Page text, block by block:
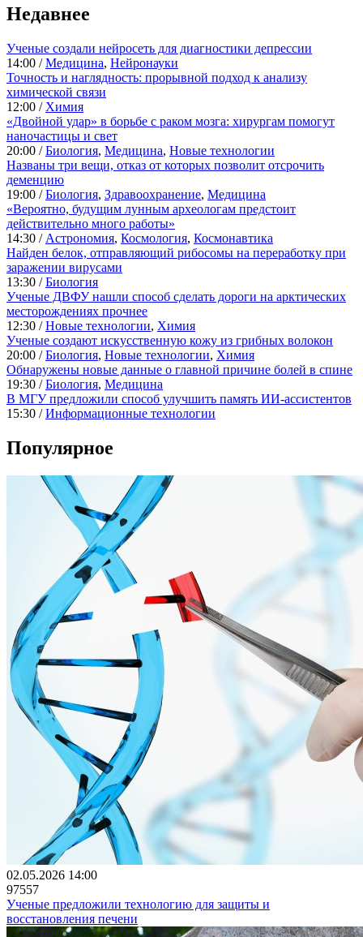
Недавнее
Ученые создали нейросеть для диагностики депрессии
14:00 /Медицина, Нейронауки
Точность и наглядность: прорывной подход к анализу
химической связи
12:00 / Химия
«Двойной удар» в борьбе с раком мозга: хирургам помогут
наночастицы и свет
20:00 /Биология, Медицина, Новые технологии
Названы три вещи, отказ от которых позволит отсрочить
деменцию
19:00 /Биология, Здравоохранение, Медицина
«Вероятно, будущим лунным археологам предстоит
действительно много работы»
14:30 / Астрономия, Космология, Космонавтика
Найден белок, отправляющий рибосомы на переработку при
заражении вирусами
13:30 /Биология
Ученые ДВФУ нашли способ сделать дороги на арктических
месторождениях прочнее
12:30 /Новые технологии, Химия
Ученые создают искусственную кожу из грибных волокон
20:00 /Биология, Новые технологии, Химия
Обнаружены новые данные о главной причине болей в спине
19:30 /Биология, Медицина
В МГУ предложили способ улучшить память ИИ-ассистентов
15:30 /Информационные технологии
Популярное
02.05.2026 14:00
97557
Ученые предложили технологию для защиты и
восстановления печени